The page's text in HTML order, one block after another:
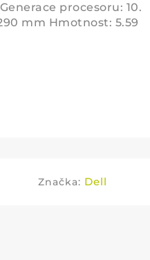
procesoru: 10.
mm Hmotnost: 5.59
Značka: Dell